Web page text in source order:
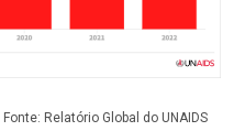
Fonte: Relatório Global do UNAIDS